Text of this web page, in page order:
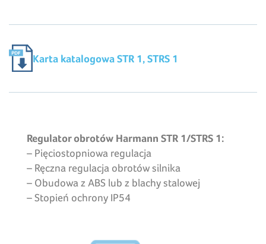
Karta katalogowa STR 1, STRS 1
Regulator obrotów Harmann STR 1/STRS 1:
– Pięciostopniowa regulacja
– Ręczna regulacja obrotów silnika
– Obudowa z ABS lub z blachy stalowej
– Stopień ochrony IP54